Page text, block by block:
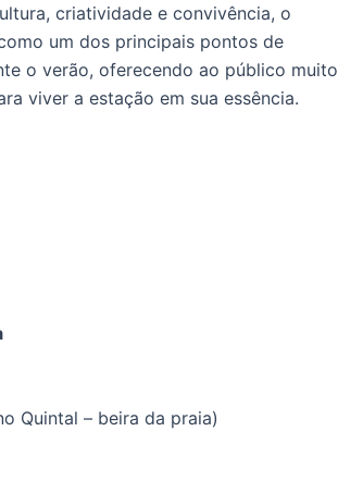
criatividade e convivência, o
um dos principais pontos de
o verão, oferecendo ao público muito
viver a estação em sua essência.
Quintal – beira da praia)